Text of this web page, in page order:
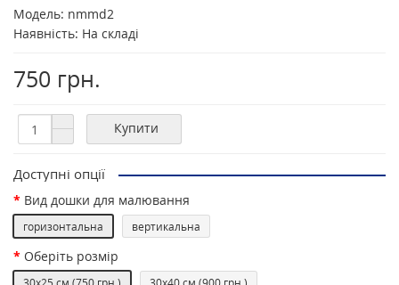
Модель: nmmd2
Наявність: На складі
750 грн.
Купити
Доступні опції
Вид дошки для малювання
горизонтальна вертикальна
Оберiть розмір